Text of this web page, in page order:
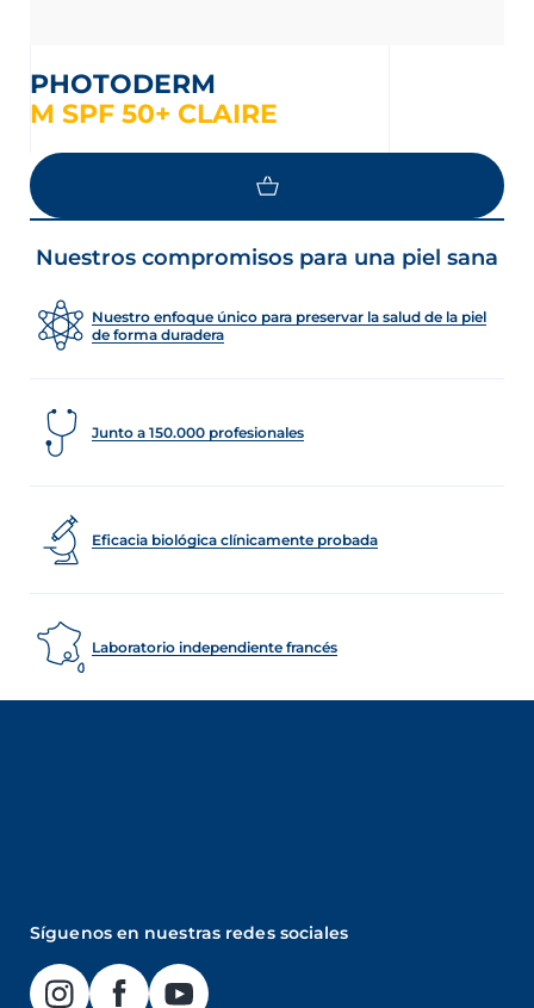
PHOTODERM
M SPF 50+ CLAIRE
LOAD MORE
Nuestros compromisos para una piel sana
Nuestro enfoque único para preservar la salud de la piel
de forma duradera
Junto a 150.000 profesionales
Eficacia biológica clínicamente probada
Laboratorio independiente francés
Síguenos en nuestras redes sociales